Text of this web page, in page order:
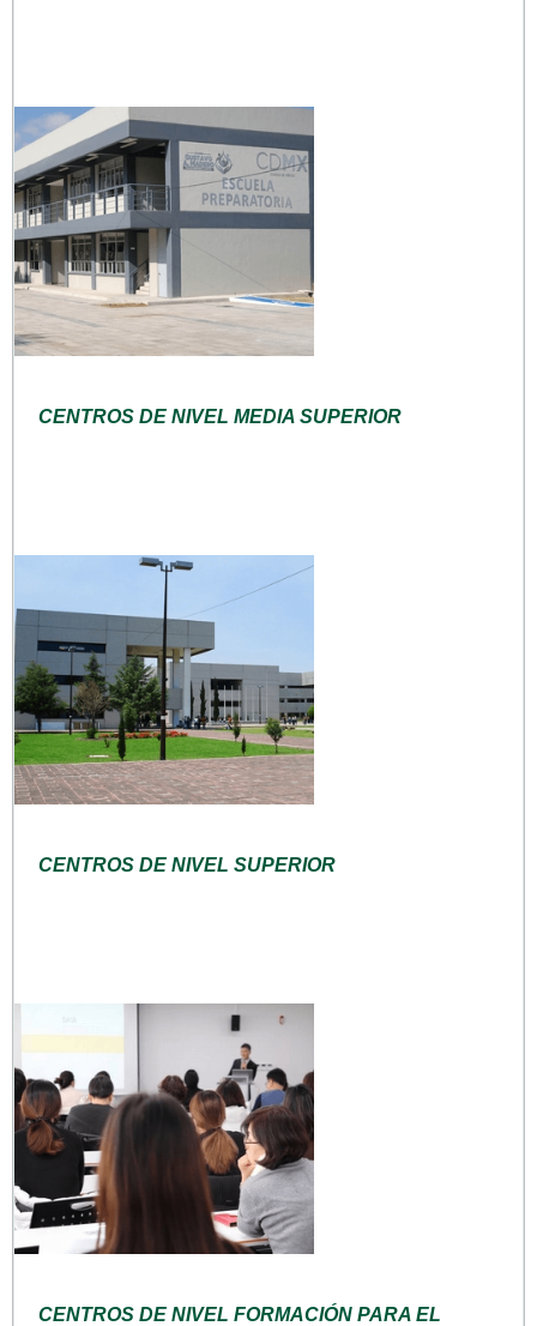
CENTROS DE NIVEL MEDIA SUPERIOR
CENTROS DE NIVEL SUPERIOR
CENTROS DE NIVEL FORMACIÓN PARA EL